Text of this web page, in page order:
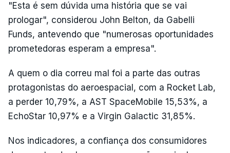
"Esta é sem dúvida uma história que se vai
prologar", considerou John Belton, da Gabelli
Funds, antevendo que "numerosas oportunidades
prometedoras esperam a empresa".
A quem o dia correu mal foi a parte das outras
protagonistas do aeroespacial, com a Rocket Lab,
a perder 10,79%, a AST SpaceMobile 15,53%, a
EchoStar 10,97% e a Virgin Galactic 31,85%.
Nos indicadores, a confiança dos consumidores